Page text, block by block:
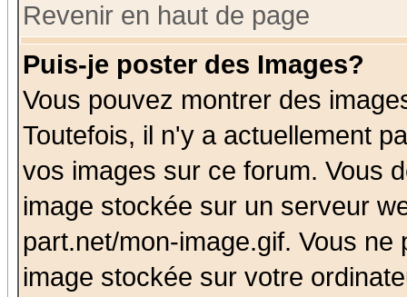
Revenir en haut de page
Puis-je poster des Images?
Vous pouvez montrer des
Toutefois, il n'y a actuellement
vos images sur ce forum. Vous
image stockée sur un serveur
part.net/mon-image.gif. Vous
image stockée sur votre